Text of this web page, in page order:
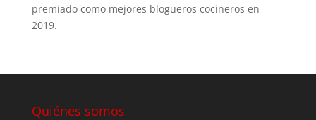
premiado como mejores blogueros cocineros en
2019.
Quiénes somos